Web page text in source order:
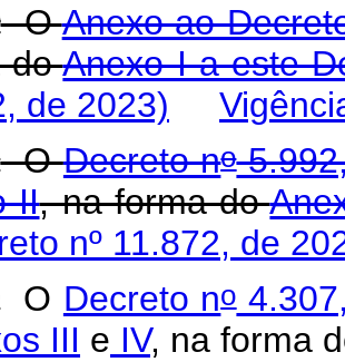
OAnexo ao
doAnexo I a este
de 2023)
ODecreto no
II, na forma do
nº 11.872, de
O Decreto no
III e IV, na forma